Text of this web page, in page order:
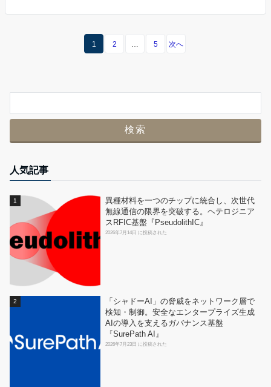
1 2 5 次へ
人気記事
異種材料を一つのチップに統合し、次世代
無線通信の限界を突破する。ヘテロジニア
スRFIC基盤『PseudolithIC』
2026年7月14日 に投稿された
「シャドーAI」の脅威をネットワーク層で
検知・制御。安全なエンタープライズ生成
AIの導入を支えるガバナンス基盤
『SurePath AI』
2026年7月23日 に投稿された